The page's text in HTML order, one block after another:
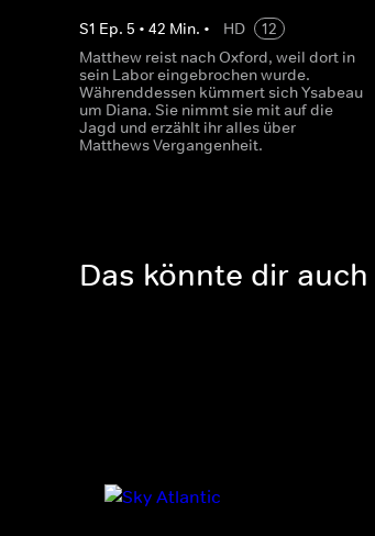
S1 Ep. 5 • 42 Min. • HD
12
Matthew reist nach Oxford, weil dort in
sein Labor eingebrochen wurde.
Währenddessen kümmert sich Ysabeau
um Diana. Sie nimmt sie mit auf die
Jagd und erzählt ihr alles über
Matthews Vergangenheit.
Das könnte dir